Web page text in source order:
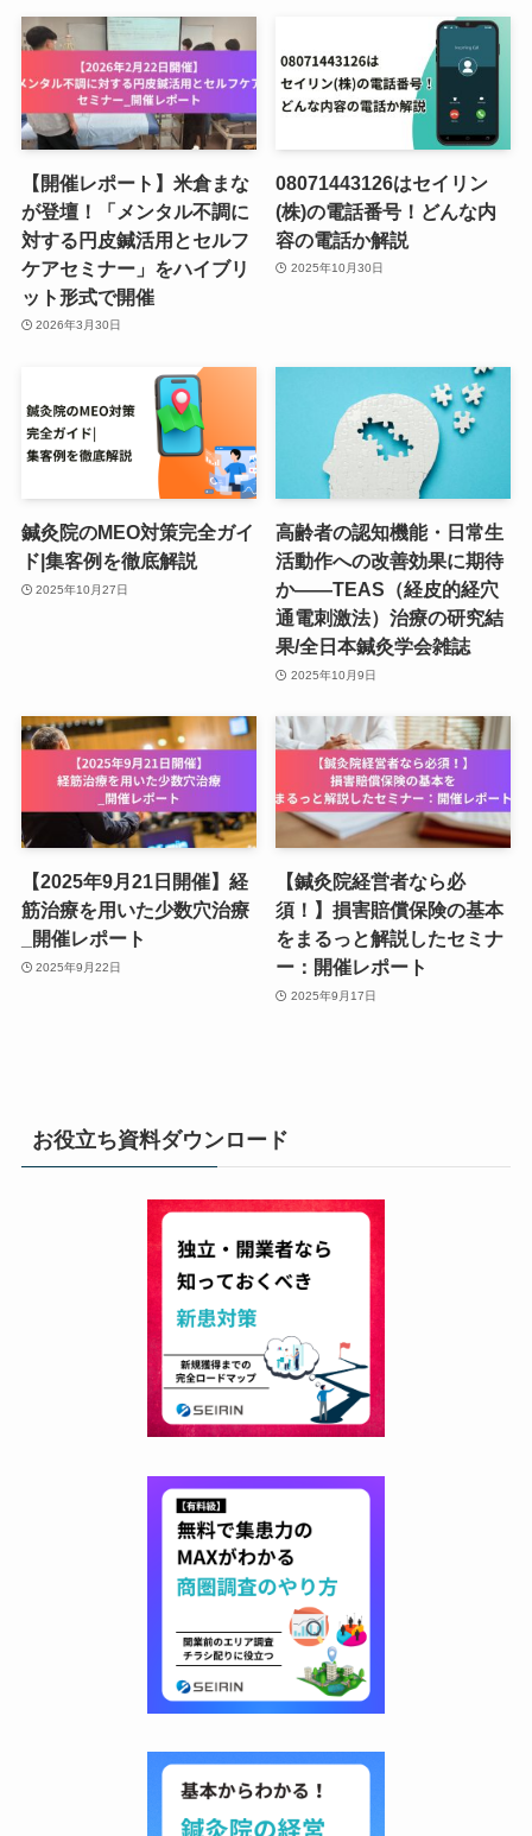
【開催レポート】米倉まな
が登壇！「メンタル不調に
対する円皮鍼活用とセルフ
ケアセミナー」をハイブリ
ット形式で開催
2026年3月30日
08071443126はセイリン
(株)の電話番号！どんな内
容の電話か解説
2025年10月30日
鍼灸院のMEO対策完全ガイ
ド|集客例を徹底解説
2025年10月27日
高齢者の認知機能・日常生
活動作への改善効果に期待
か――TEAS（経皮的経穴
通電刺激法）治療の研究結
果/全日本鍼灸学会雑誌
2025年10月9日
【2025年9月21日開催】経
筋治療を用いた少数穴治療
_開催レポート
2025年9月22日
【鍼灸院経営者なら必
須！】損害賠償保険の基本
をまるっと解説したセミナ
ー：開催レポート
2025年9月17日
お役立ち資料ダウンロード